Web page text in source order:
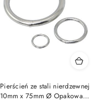
Pierścień ze stali nierdzewnej
10mm x 75mm Ø Opakowanie